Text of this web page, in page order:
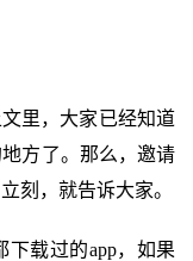
里，大家已经知道
方了。那么，邀请
刻，就告诉大家。
载过的app，如果